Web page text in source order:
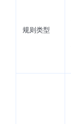
规则类型